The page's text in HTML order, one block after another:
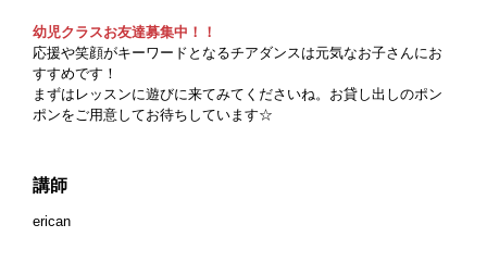
幼児クラスお友達募集中！！
応援や笑顔がキーワードとなるチアダンスは元気なお子さんにお
すすめです！
まずはレッスンに遊びに来てみてくださいね。お貸し出しのポン
ポンをご用意してお待ちしています☆
講師
erican